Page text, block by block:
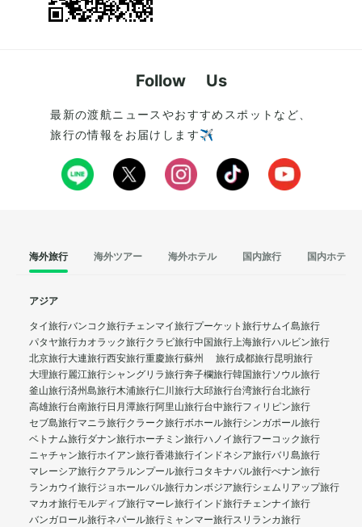
Follow Us
最新の渡航ニュースやおすすめスポットなど、
旅行の情報をお届けします✈️
海外旅行 海外ツアー 海外ホテル 国内旅行 国内ホテル
アジア
タイ旅行バンコク旅行チェンマイ旅行プーケット旅行サムイ島旅行
パタヤ旅行カオラック旅行クラビ旅行中国旅行上海旅行ハルビン旅行
北京旅行大連旅行西安旅行重慶旅行蘇州 旅行成都旅行昆明旅行
大理旅行麗江旅行シャングリラ旅行奔子欄旅行韓国旅行ソウル旅行
釜山旅行済州島旅行木浦旅行仁川旅行大邱旅行台湾旅行台北旅行
高雄旅行台南旅行日月潭旅行阿里山旅行台中旅行フィリピン旅行
セブ島旅行マニラ旅行クラーク旅行ボホール旅行シンガポール旅行
ベトナム旅行ダナン旅行ホーチミン旅行ハノイ旅行フーコック旅行
ニャチャン旅行ホイアン旅行香港旅行インドネシア旅行バリ島旅行
マレーシア旅行クアラルンプール旅行コタキナバル旅行ぺナン旅行
ランカウイ旅行ジョホールバル旅行カンボジア旅行シェムリアップ旅行
マカオ旅行モルディブ旅行マーレ旅行インド旅行チェンナイ旅行
バンガロール旅行ネパール旅行 ミャンマー旅行スリランカ旅行